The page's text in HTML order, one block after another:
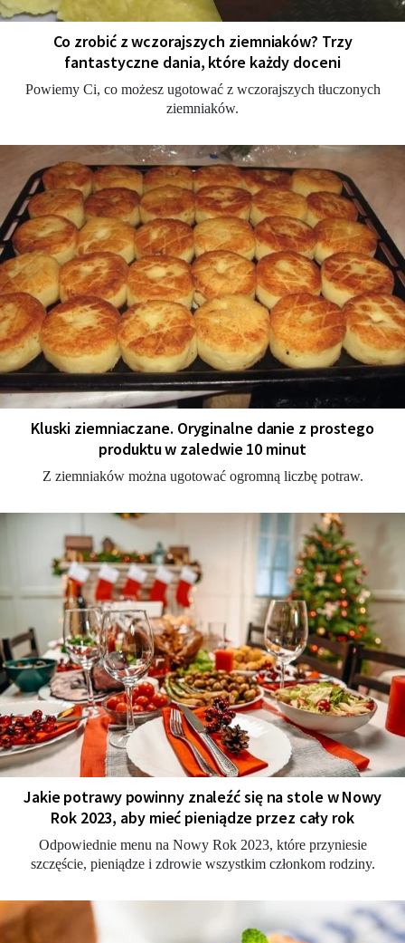
Co zrobić z wczorajszych ziemniaków? Trzy
fantastyczne dania, które każdy doceni
Powiemy Ci, co możesz ugotować z wczorajszych tłuczonych
ziemniaków.
Kluski ziemniaczane. Oryginalne danie z prostego
produktu w zaledwie 10 minut
Z ziemniaków można ugotować ogromną liczbę potraw.
Jakie potrawy powinny znaleźć się na stole w Nowy
Rok 2023, aby mieć pieniądze przez cały rok
Odpowiednie menu na Nowy Rok 2023, które przyniesie
szczęście, pieniądze i zdrowie wszystkim członkom rodziny.